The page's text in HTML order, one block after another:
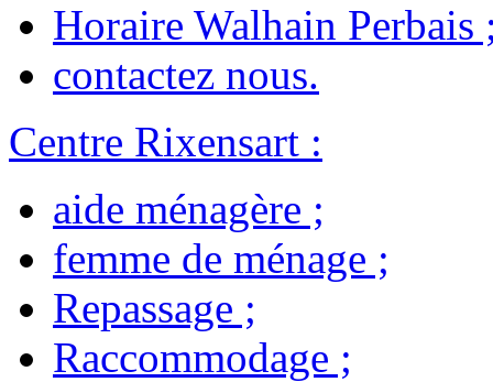
Horaire Walhain Perbais
contactez nous.
Centre Rixensart :
aide ménagère ;
femme de ménage ;
Repassage ;
Raccommodage ;